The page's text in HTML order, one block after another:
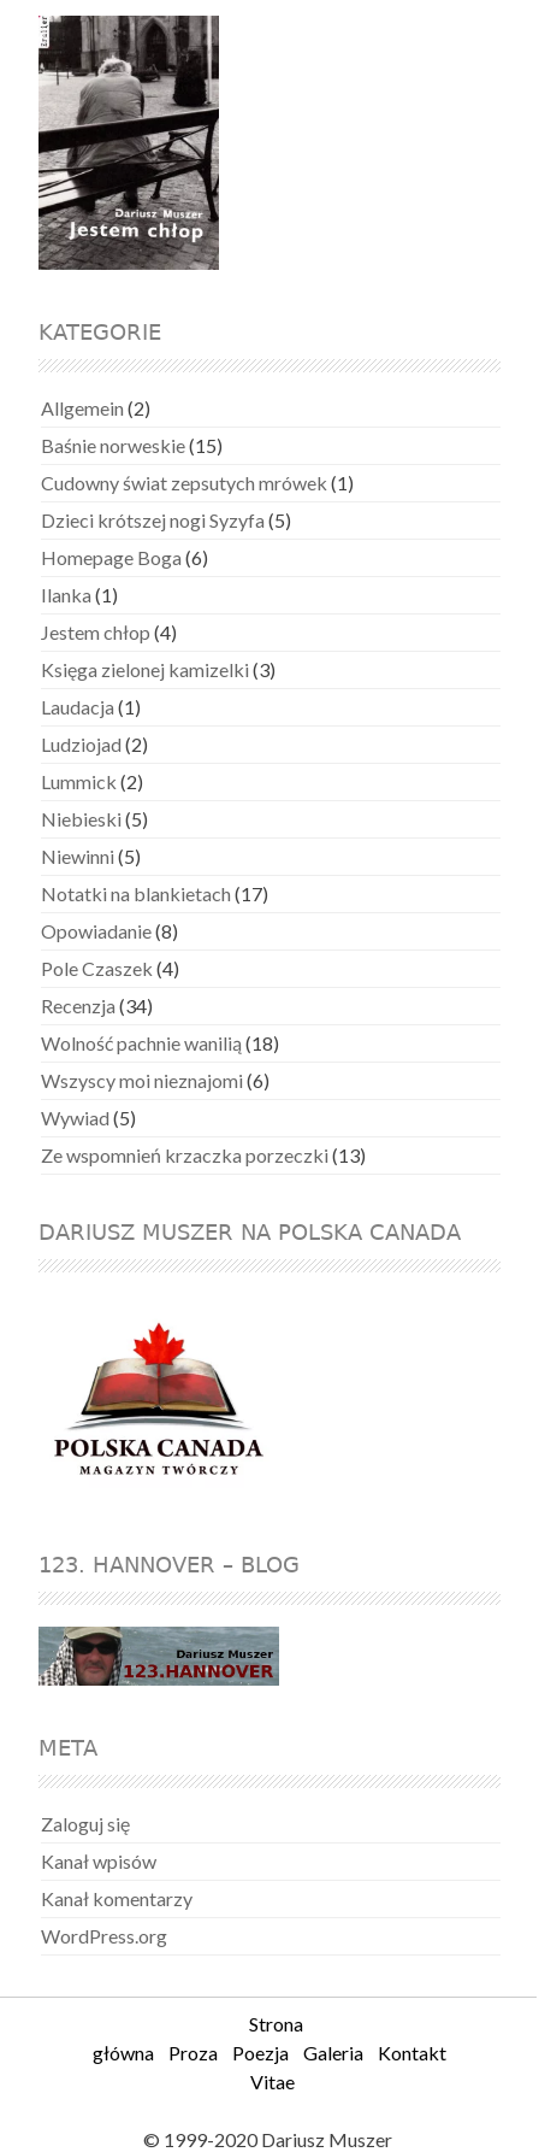
KATEGORIE
Allgemein (2)
Baśnie norweskie(15)
Cudowny świat zepsutych mrówek (1)
Dzieci krótszej nogi Syzyfa (5)
Homepage Boga (6)
Ilanka (1)
Jestem chłop (4)
Księga zielonej kamizelki (3)
Laudacja (1)
Ludziojad (2)
Lummick (2)
Niebieski (5)
Niewinni (5)
Notatki na blankietach (17)
Opowiadanie(8)
Pole Czaszek (4)
Recenzja (34)
Wolność pachnie wanilią (18)
Wszyscy moi nieznajomi (6)
Wywiad (5)
Ze wspomnień krzaczka porzeczki (13)
DARIUSZ MUSZER NA POLSKA CANADA
123. HANNOVER – BLOG
META
Zaloguj się
Kanał wpisów
Kanał komentarzy
WordPress.org
Strona
główna
Proza Poezja Galeria
Kontakt
Vitae
© 1999-2020 Dariusz Muszer